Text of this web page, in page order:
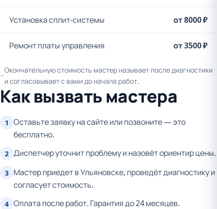
Установка сплит-системы от 8000 ₽
Ремонт платы управления от 3500 ₽
Окончательную стоимость мастер называет после диагностики
и согласовывает с вами до начала работ.
Как вызвать мастера
1
Оставьте заявку на сайте или позвоните — это
бесплатно.
2 Диспетчер уточнит проблему и назовёт ориентир цены.
3 Мастер приедет в Ульяновске, проведёт диагностику и
согласует стоимость.
4 Оплата после работ. Гарантия до 24 месяцев.